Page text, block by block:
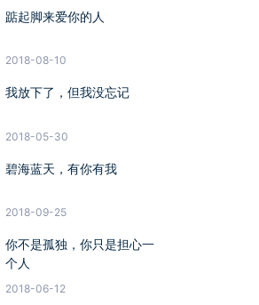
踮起脚来爱你的人
2018-08-10
我放下了，但我没忘记
2018-05-30
碧海蓝天，有你有我
2018-09-25
你不是孤独，你只是担心一
个人
2018-06-12